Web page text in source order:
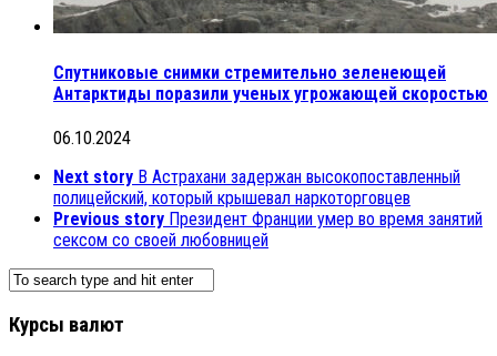
Спутниковые снимки стремительно зеленеющей
Антарктиды поразили ученых угрожающей скоростью
06.10.2024
Next story В Астрахани задержан высокопоставленный
полицейский, который крышевал наркоторговцев
Previous story Президент Франции умер во время занятий
сексом со своей любовницей
Курсы валют